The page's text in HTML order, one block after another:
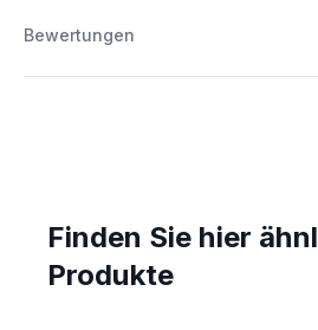
Bewertungen
Finden Sie hier
Produkte